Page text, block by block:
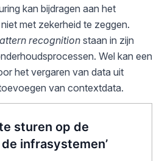
kan bijdragen aan het
met zekerheid te zeggen.
recognition staan in zijn
Wel kan een
het vergaren van data uit
van contextdata.
sturen op de
infrasystemen’